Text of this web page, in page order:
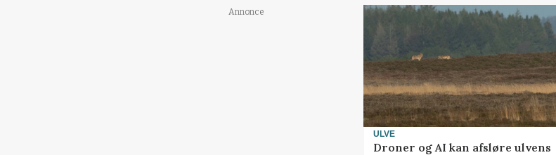
Annonce
ULVE
Droner og AI kan afsløre ulvens